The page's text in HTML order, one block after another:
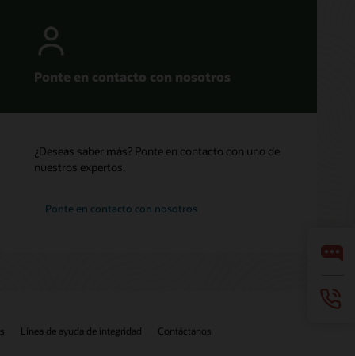
Ponte en contacto con nosotros
¿Deseas saber más? Ponte en contacto con uno de
nuestros expertos.
Ponte en contacto con nosotros
Línea de ayuda de integridad Contáctanos